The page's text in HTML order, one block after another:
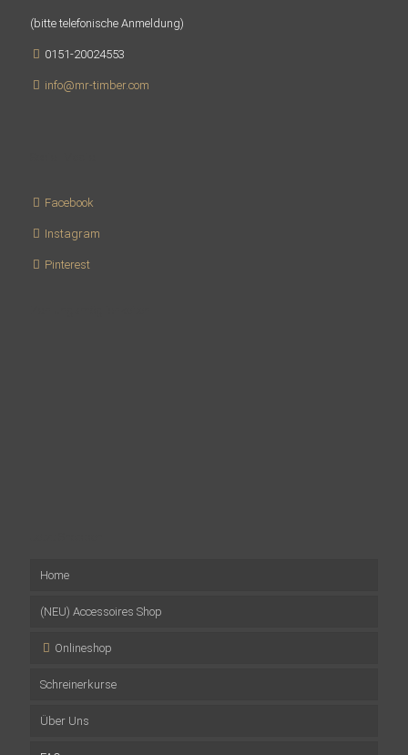
(bitte telefonische Anmeldung)
0151-20024553
info@mr-timber.com
Facebook
Instagram
Pinterest
Home
(NEU) Accessoires Shop
Onlineshop
Musterpakete
Wandverkleidungen
Schreinerkurse
Firmenevents
Über Uns